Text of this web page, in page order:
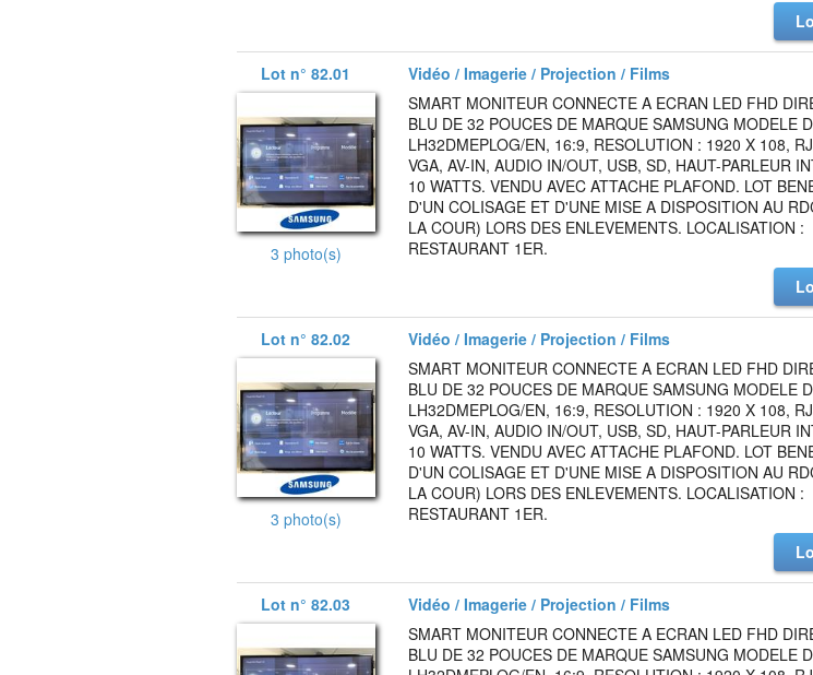
Lot n° 82.01 Vidéo / Imagerie / Projection / Films
3 photo(s)
SMART MONITEUR CONNECTE A ECRAN LED FHD
BLU DE 32 POUCES DE MARQUE SAMSUNG MODELE
LH32DMEPLOG/EN, 16:9, RESOLUTION : 1920 X 108,
VGA, AV-IN, AUDIO IN/OUT, USB, SD, HAUT-PARLEUR
10 WATTS. VENDU AVEC ATTACHE PLAFOND. LOT
D'UN COLISAGE ET D'UNE MISE A DISPOSITION AU
LA COUR) LORS DES ENLEVEMENTS. LOCALISATION :
RESTAURANT 1ER.
Lot n° 82.02 Vidéo / Imagerie / Projection / Films
3 photo(s)
SMART MONITEUR CONNECTE A ECRAN LED FHD
BLU DE 32 POUCES DE MARQUE SAMSUNG MODELE
LH32DMEPLOG/EN, 16:9, RESOLUTION : 1920 X 108,
VGA, AV-IN, AUDIO IN/OUT, USB, SD, HAUT-PARLEUR
10 WATTS. VENDU AVEC ATTACHE PLAFOND. LOT
D'UN COLISAGE ET D'UNE MISE A DISPOSITION AU
LA COUR) LORS DES ENLEVEMENTS. LOCALISATION :
RESTAURANT 1ER.
Lot n° 82.03 Vidéo / Imagerie / Projection / Films
SMART MONITEUR CONNECTE A ECRAN LED FHD
BLU DE 32 POUCES DE MARQUE SAMSUNG MODELE